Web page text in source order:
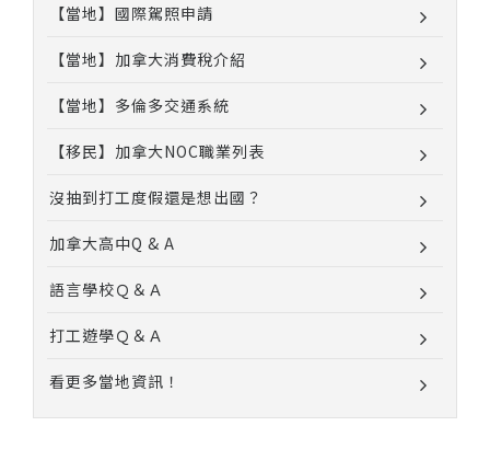
【當地】國際駕照申請
【當地】加拿大消費稅介紹
【當地】多倫多交通系統
【移民】加拿大NOC職業列表
沒抽到打工度假還是想出國？
加拿大高中Q & A
語言學校Ｑ＆Ａ
打工遊學Ｑ＆Ａ
看更多當地資訊！